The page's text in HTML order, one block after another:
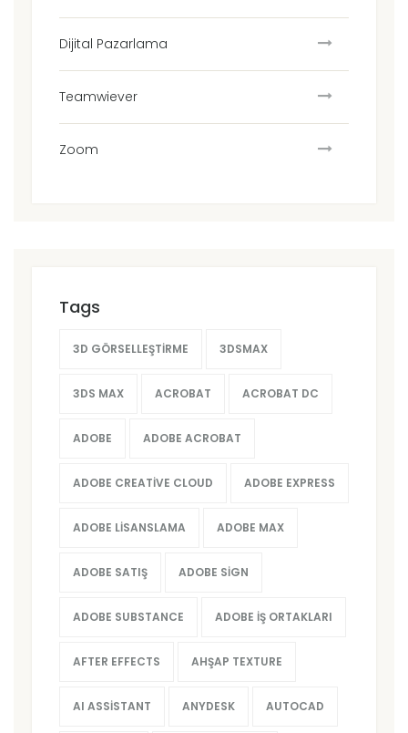
Dijital Pazarlama
Teamwiever
Zoom
Tags
3D GÖRSELLEŞTIRME 3DSMAX
3DS MAX ACROBAT ACROBAT DC
ADOBE ADOBE ACROBAT
ADOBE CREATIVE CLOUD ADOBE EXPRESS
ADOBE LISANSLAMA ADOBE MAX
ADOBE SATIŞ ADOBE SIGN
ADOBE SUBSTANCE ADOBE İŞ ORTAKLARI
AFTER EFFECTS AHŞAP TEXTURE
AI ASSISTANT ANYDESK AUTOCAD